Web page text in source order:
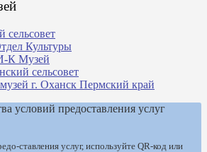
сельсовет
Культуры
К Музей
сельсовет
г. Оханск Пермский край
условий предоставления услуг
ставления услуг, используйте QR-код или